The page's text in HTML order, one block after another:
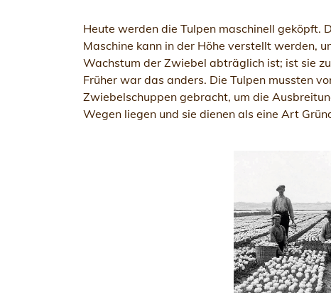
Heute werden die Tulpen maschinell geköpft.
Maschine kann in der Höhe verstellt werden,
Wachstum der Zwiebel abträglich ist; ist sie
Früher war das anders. Die Tulpen mussten
Zwiebelschuppen gebracht, um die
Wegen liegen und sie dienen als eine Art